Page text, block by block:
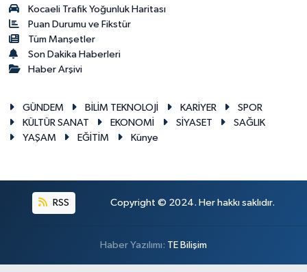
Kocaeli Trafik Yoğunluk Haritası
Puan Durumu ve Fikstür
Tüm Manşetler
Son Dakika Haberleri
Haber Arşivi
GÜNDEM BİLİM TEKNOLOJİ KARİYER
SPOR
KÜLTÜR SANAT
EKONOMİ SİYASET
SAĞLIK
YAŞAM
EĞİTİM Künye
RSS Copyright © 2024. Her hakkı saklıdır.
Haber Yazılımı: TE Bilişim